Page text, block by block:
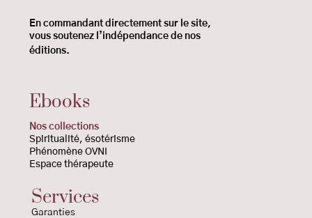
En commandant directement sur le site,
vous soutenez l’indépendance de nos
éditions.
Ebooks
Nos collections
Spiritualité, ésotérisme
Phénomène OVNI
Espace thérapeute
Services
Garanties